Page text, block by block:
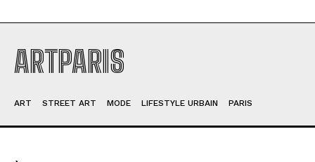
ARTPARIS
ART STREET ART MODE LIFESTYLE URBAIN PARIS